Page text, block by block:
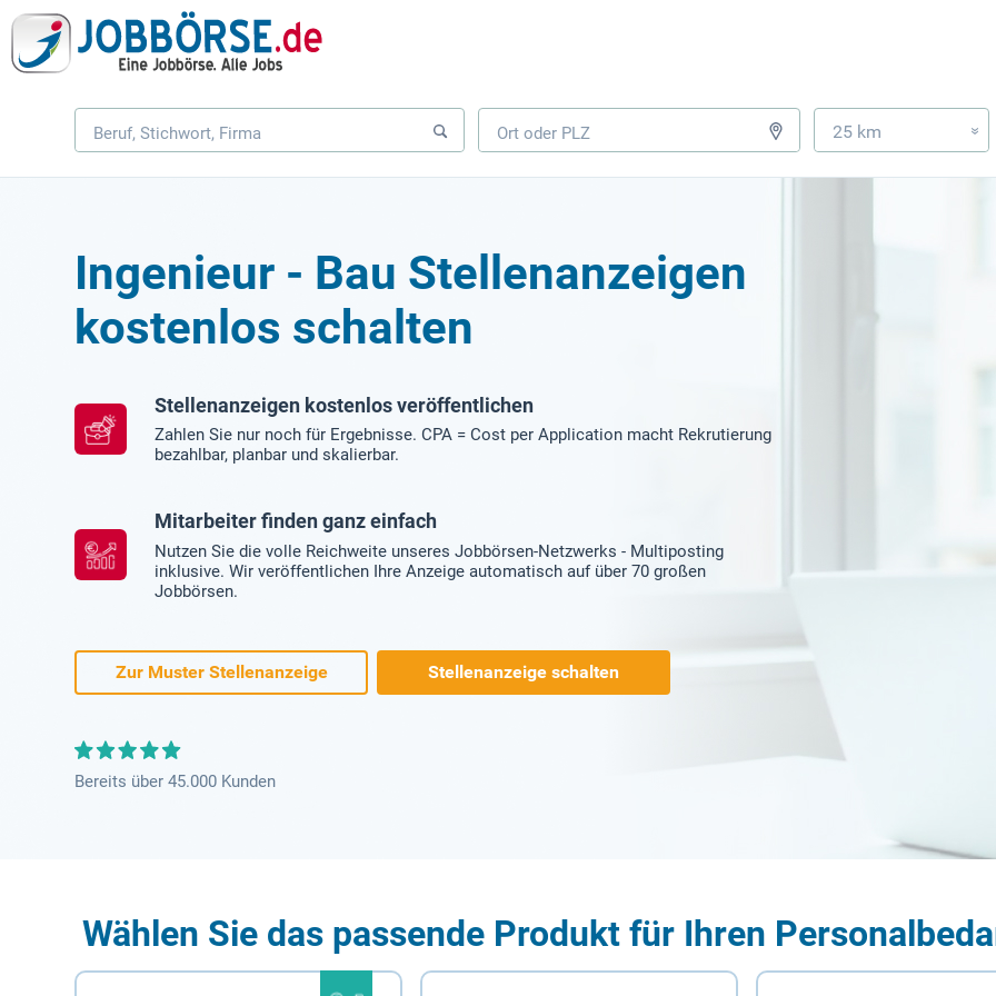
25 km »
Ingenieur - Bau Stellenanzeigen
kostenlos schalten
Stellenanzeigen kostenlos veröffentlichen
Zahlen Sie nur noch für Ergebnisse. CPA = Cost per Application macht Rekrutierung
bezahlbar, planbar und skalierbar.
Mitarbeiter finden ganz einfach
Nutzen Sie die volle Reichweite unseres Jobbörsen-Netzwerks - Multiposting
inklusive. Wir veröffentlichen Ihre Anzeige automatisch auf über 70 großen
Jobbörsen.
Zur Muster Stellenanzeige Stellenanzeige schalten
Bereits über 45.000 Kunden
Wählen Sie das passende Produkt für Ihren